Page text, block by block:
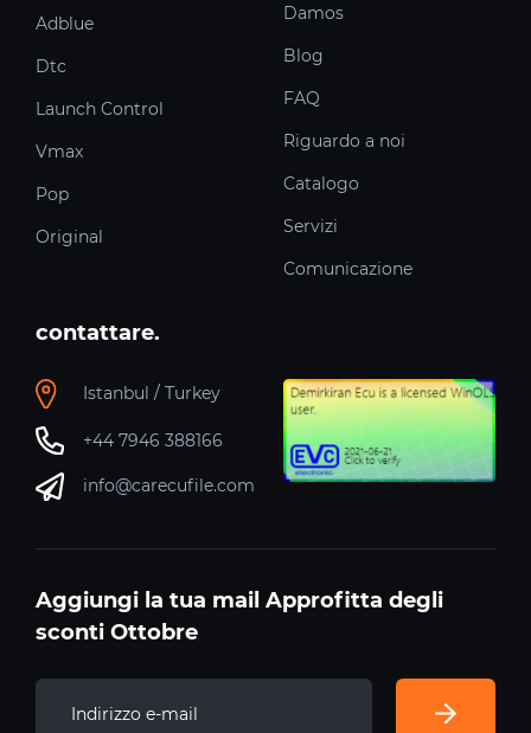
Adblue
Dtc
Launch Control
Vmax
Pop
Original
Damos
Blog
FAQ
Riguardo a noi
Catalogo
Servizi
Comunicazione
contattare.
Istanbul / Turkey
+44 7946 388166
info@carecufile.com
Aggiungi la tua mail Approfitta degli
sconti Ottobre